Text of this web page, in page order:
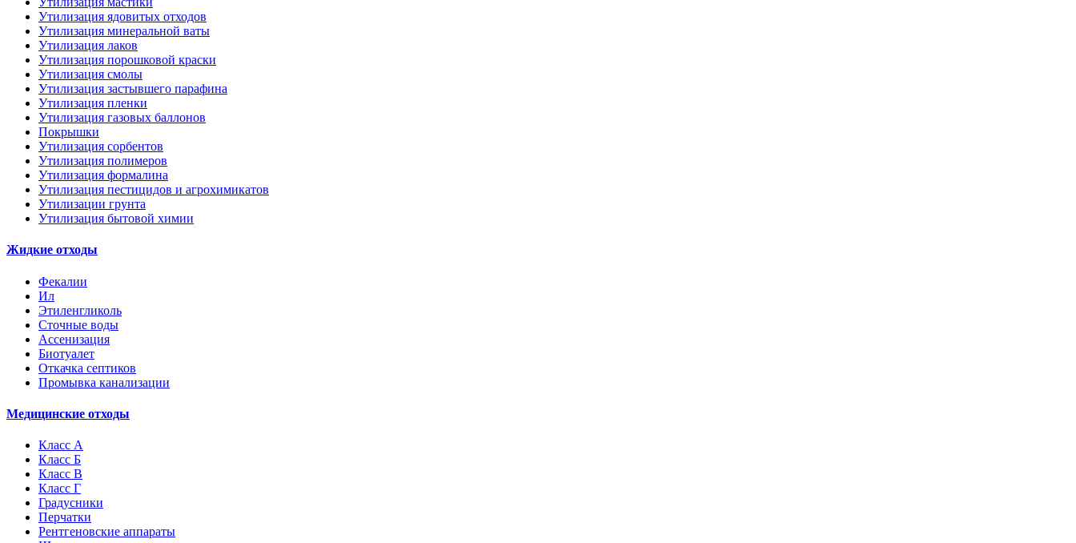
Утилизация ядовитых отходов
Утилизация минеральной ваты
Утилизация лаков
Утилизация порошковой краски
Утилизация смолы
Утилизация застывшего парафина
Утилизация пленки
Утилизация газовых баллонов
Покрышки
Утилизация сорбентов
Утилизация полимеров
Утилизация формалина
Утилизация пестицидов и агрохимикатов
Утилизации грунта
Утилизация бытовой химии
Жидкие отходы
Фекалии
Ил
Этиленгликоль
Сточные воды
Ассенизация
Биотуалет
Откачка септиков
Промывка канализации
Медицинские отходы
Класс А
Класс Б
Класс В
Класс Г
Градусники
Перчатки
Рентгеновские аппараты